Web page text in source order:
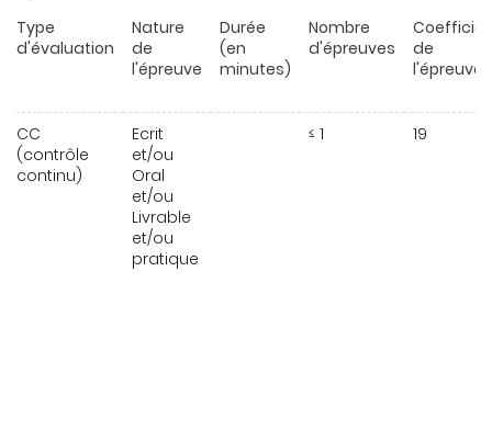
Type
d'évaluation
Nature
de
l'épreuve
Durée
(en
minutes)
Nombre
d'épreuves
de
l'épreuve
CC
(contrôle
continu)
Ecrit
et/ou
Oral
et/ou
Livrable
et/ou
pratique
≤ 1 19